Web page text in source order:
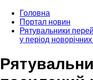
Головна
Портал новин
Рятувальники
у період